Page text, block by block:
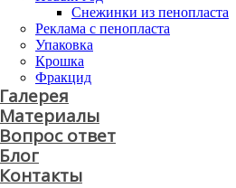
Снежинки из пенопласта
Реклама с пенопласта
Упаковка
Крошка
Фракцид
Галерея
Материалы
Вопрос ответ
Блог
Контакты